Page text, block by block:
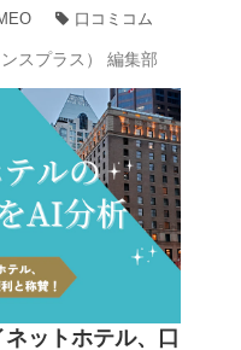
口コミコム
スプラス） 編集部
ネットホテル、口